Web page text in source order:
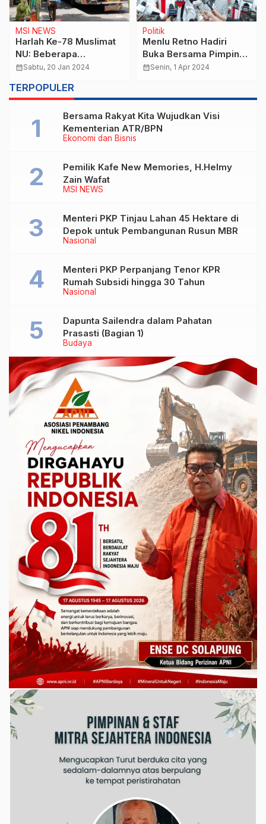
MSI NEWS
Harlah Ke-78 Muslimat
NU: Beberapa
Rombongan Mulai
calendar_monthSabtu, 20 Jan 2024
Politik
Menlu Retno Hadiri
Buka Bersama Pimpinan
MPR
calendar_monthSenin, 1 Apr 2024
TERPOPULER
Ekonomi dan Bisnis
Bersama Rakyat Kita Wujudkan Visi
Kementerian ATR/BPN
MSI NEWS
Pemilik Kafe New Memories, H.Helmy
Zain Wafat
Nasional
Menteri PKP Tinjau Lahan 45 Hektare di
Depok untuk Pembangunan Rusun MBR
Nasional
Menteri PKP Perpanjang Tenor KPR
Rumah Subsidi hingga 30 Tahun
Budaya
Dapunta Sailendra dalam Pahatan
Prasasti (Bagian 1)